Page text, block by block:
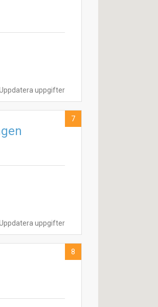
uppgifter
uppgifter
7
8